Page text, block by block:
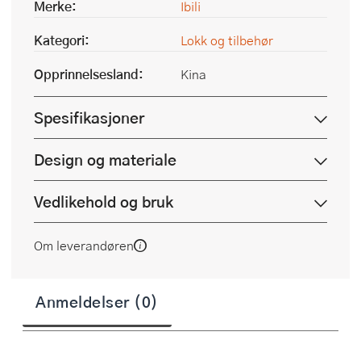
Merke:
Ibili
Kategori:
Lokk og tilbehør
Opprinnelsesland:
Kina
Spesifikasjoner
Design og materiale
Vedlikehold og bruk
Om leverandøren
Anmeldelser (0)